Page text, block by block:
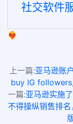
社交软件
❤️‍🔥
上一篇:亚马逊账
buy IG
一篇:亚马逊实施
不得操纵销售排